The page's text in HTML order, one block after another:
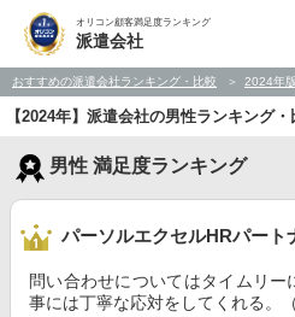
オリコン顧客満足度ランキング
派遣会社
おすすめの派遣会社ランキング・比較 2024年版
【2024年】派遣会社の男性ランキング・
男性 満足度ランキング
パーソルエクセルHRパート
問い合わせについてはタイムリ
事には丁寧な応対をしてくれる。